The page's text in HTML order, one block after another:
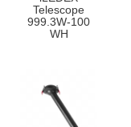
Telescope
999.3W-100
WH